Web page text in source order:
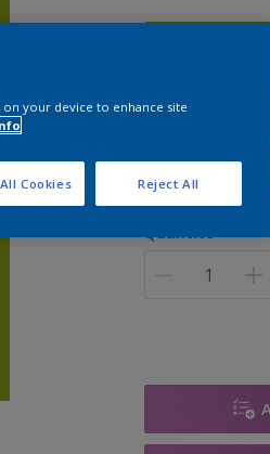
Quantité
on your device to enhance site
Reject All
Cookies